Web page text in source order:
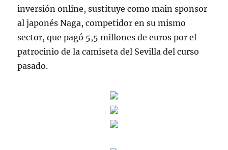
inversión online, sustituye como main sponsor
al japonés Naga, competidor en su mismo
sector, que pagó 5,5 millones de euros por el
patrocinio de la camiseta del Sevilla del curso
pasado.